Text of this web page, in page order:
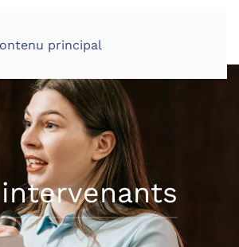
principal